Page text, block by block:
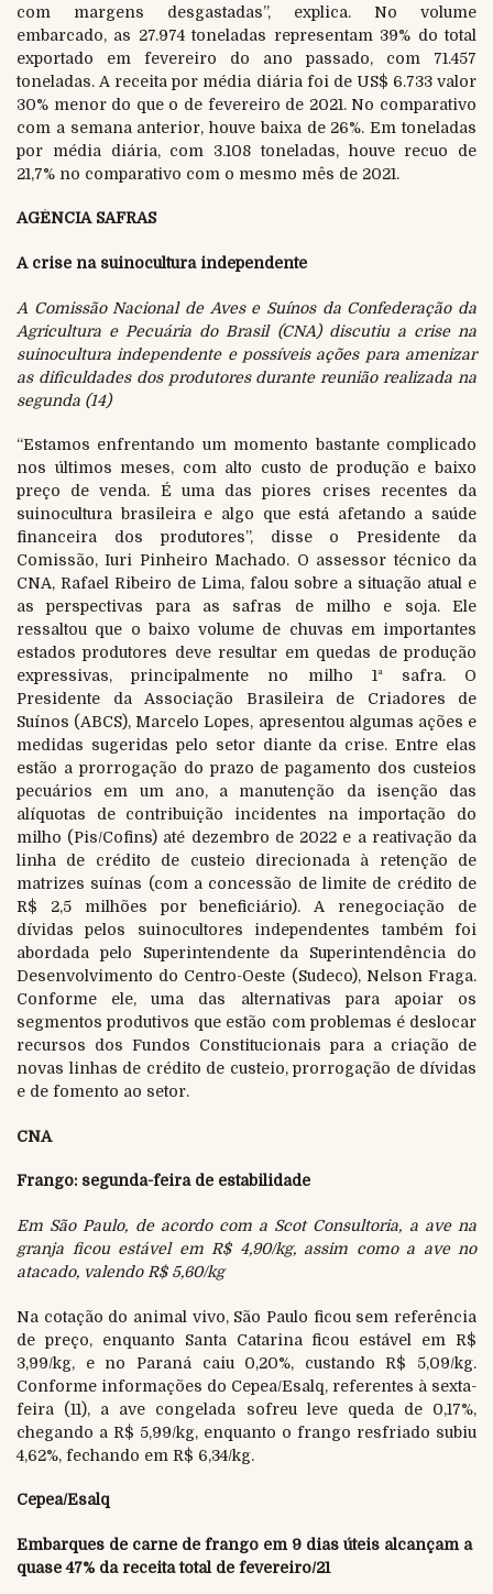
com margens desgastadas”, explica. No volume
embarcado, as 27.974 toneladas representam 39% do total
exportado em fevereiro do ano passado, com 71.457
toneladas. A receita por média diária foi de US$ 6.733 valor
30% menor do que o de fevereiro de 2021. No comparativo
com a semana anterior, houve baixa de 26%. Em toneladas
por média diária, com 3.108 toneladas, houve recuo de
21,7% no comparativo com o mesmo mês de 2021.
AGÊNCIA SAFRAS
A crise na suinocultura independente
A Comissão Nacional de Aves e Suínos da Confederação da
Agricultura e Pecuária do Brasil (CNA) discutiu a crise na
suinocultura independente e possíveis ações para amenizar
as dificuldades dos produtores durante reunião realizada na
segunda (14)
“Estamos enfrentando um momento bastante complicado
nos últimos meses, com alto custo de produção e baixo
preço de venda. É uma das piores crises recentes da
suinocultura brasileira e algo que está afetando a saúde
financeira dos produtores”, disse o Presidente da
Comissão, Iuri Pinheiro Machado. O assessor técnico da
CNA, Rafael Ribeiro de Lima, falou sobre a situação atual e
as perspectivas para as safras de milho e soja. Ele
ressaltou que o baixo volume de chuvas em importantes
estados produtores deve resultar em quedas de produção
expressivas, principalmente no milho 1ª safra. O
Presidente da Associação Brasileira de Criadores de
Suínos (ABCS), Marcelo Lopes, apresentou algumas ações e
medidas sugeridas pelo setor diante da crise. Entre elas
estão a prorrogação do prazo de pagamento dos custeios
pecuários em um ano, a manutenção da isenção das
alíquotas de contribuição incidentes na importação do
milho (Pis/Cofins) até dezembro de 2022 e a reativação da
linha de crédito de custeio direcionada à retenção de
matrizes suínas (com a concessão de limite de crédito de
R$ 2,5 milhões por beneficiário). A renegociação de
dívidas pelos suinocultores independentes também foi
abordada pelo Superintendente da Superintendência do
Desenvolvimento do Centro-Oeste (Sudeco), Nelson Fraga.
Conforme ele, uma das alternativas para apoiar os
segmentos produtivos que estão com problemas é deslocar
recursos dos Fundos Constitucionais para a criação de
novas linhas de crédito de custeio, prorrogação de dívidas
e de fomento ao setor.
CNA
Frango: segunda-feira de estabilidade
Em São Paulo, de acordo com a Scot Consultoria, a ave na
granja ficou estável em R$ 4,90/kg, assim como a ave no
atacado, valendo R$ 5,60/kg
Na cotação do animal vivo, São Paulo ficou sem referência
de preço, enquanto Santa Catarina ficou estável em R$
3,99/kg, e no Paraná caiu 0,20%, custando R$ 5,09/kg.
Conforme informações do Cepea/Esalq, referentes à sexta-
feira (11), a ave congelada sofreu leve queda de 0,17%,
chegando a R$ 5,99/kg, enquanto o frango resfriado subiu
4,62%, fechando em R$ 6,34/kg.
Cepea/Esalq
Embarques de carne de frango em 9 dias úteis alcançam a
quase 47% da receita total de fevereiro/21